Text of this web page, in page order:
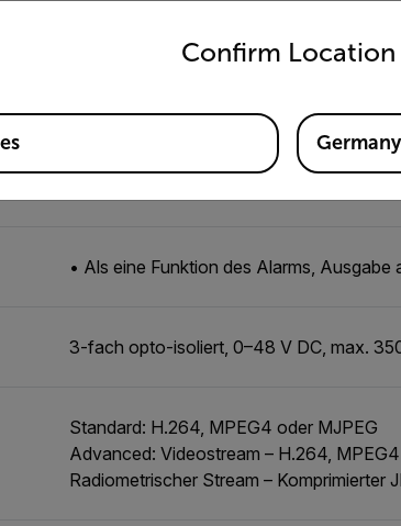
• Als eine Funktion des Alarms, Ausgabe
3-fach opto-isoliert, 0–48 V DC, max.
Standard: H.264, MPEG4 oder MJPEG
Advanced: Videostream – H.264,
Radiometrischer Stream – Komprimierter
Confirm Location
country and language from the options below
Germany